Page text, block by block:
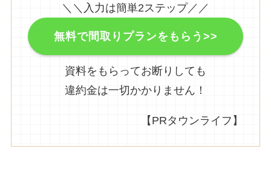
＼＼入力は簡単2ステップ／／
無料で間取りプランをもらう>>
資料をもらってお断りしても
違約金は一切かかりません！
【PRタウンライフ】